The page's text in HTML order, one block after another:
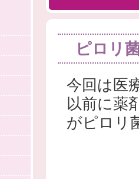
ピロリ
今回は医
以前に薬
がピロリ